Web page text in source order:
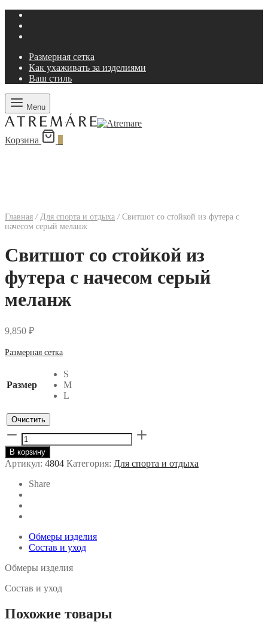
Размерная сетка
Как ухаживать за изделиями
Ваш стиль
Menu
Корзина
Главная / Для спорта и отдыха /Свитшот со стойкой из футера с
начесом серый меланж
Свитшот со стойкой из
футера с начесом серый
меланж
9,850 ₽
Размерная сетка
Размер
S
M
L
Очистить
Количество
товара
Свитшот
со
из
футера
с
начесом
меланж
В корзину
Артикул: 4804 Категория: Для спорта и отдыха
Share
Обмеры изделия
Состав и уход
Обмеры изделия
Состав и уход
Похожие товары